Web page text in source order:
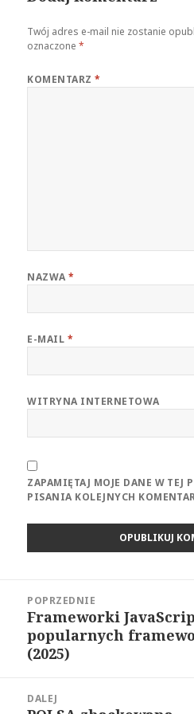
Twój adres e-mail nie zostanie
oznaczone*
KOMENTARZ*
NAZWA*
E-MAIL *
WITRYNA INTERNETOWA
ZAPAMIĘTAJ MOJE DANE W TEJ
PISANIA KOLEJNYCH
wpisuPOPRZEDNIE
Poprzedni
wpis:
Frameworki
popularnych
(2025)
DALEJ